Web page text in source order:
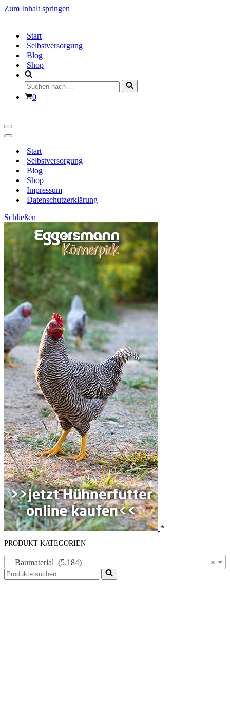
Zum Inhalt springen
Start
Selbstversorgung
Blog
Shop
Suchen
nach …
Warenkorb
0
Navigationsmenü
Navigationsmenü
Start
Selbstversorgung
Blog
Shop
Impressum
Datenschutzerklärung
Schließen
*
PRODUKT-KATEGORIEN
×
Baumaterial (5.184)
Suchen
nach …